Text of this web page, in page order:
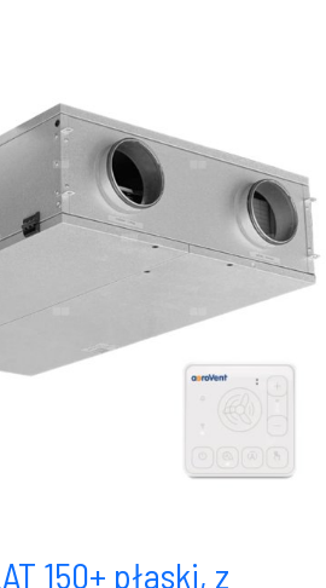
150+ płaski, z